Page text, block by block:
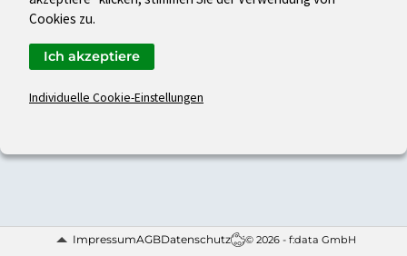
ImpressumAGBDatenschutz © 2026 - f:data GmbH
Cookies zu.
Individuelle Cookie-Einstellungen
Ich akzeptiere